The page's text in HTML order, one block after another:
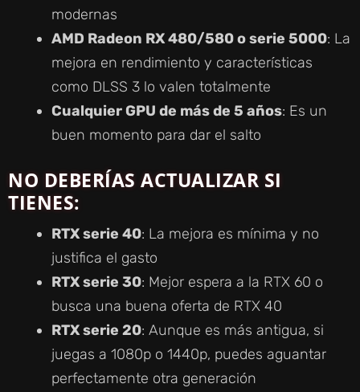
modernas
AMD Radeon RX 480/580 o serie 5000: La
mejora en rendimiento y características
como DLSS 3 lo valen totalmente
Cualquier GPU de más de 5 años: Es un
buen momento para dar el salto
NO DEBERÍAS ACTUALIZAR SI
TIENES:
RTX serie 40: La mejora es mínima y no
justifica el gasto
RTX serie 30: Mejor espera a la RTX 60 o
busca una buena oferta de RTX 40
RTX serie 20: Aunque es más antigua, si
juegas a 1080p o 1440p, puedes aguantar
perfectamente otra generación